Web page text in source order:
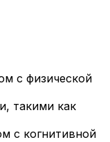
с физической
такими как
с когнитивной